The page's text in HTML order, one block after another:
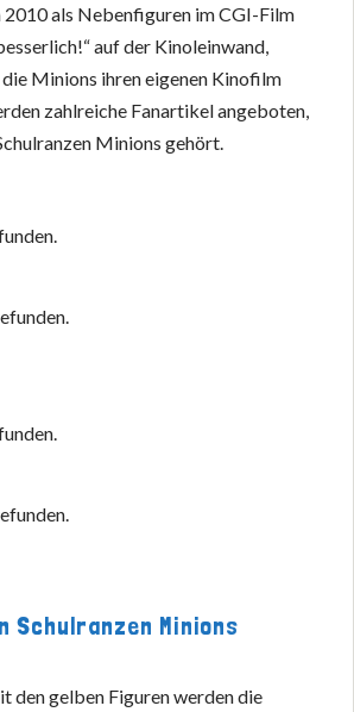
als Nebenfiguren im CGI-Film
auf der Kinoleinwand,
Minions ihren eigenen Kinofilm
zahlreiche Fanartikel angeboten,
Minions gehört.
Schulranzen Minions
den gelben Figuren werden die